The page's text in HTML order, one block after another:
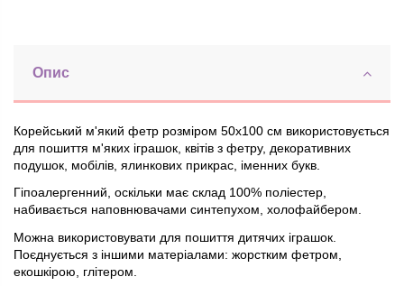
Опис
Корейський м'який фетр розміром 50х100 см використовується
для пошиття м'яких іграшок, квітів з фетру, декоративних
подушок, мобілів, ялинкових прикрас, іменних букв.
Гіпоалергенний, оскільки має склад 100% поліестер,
набивається наповнювачами синтепухом, холофайбером.
Можна використовувати для пошиття дитячих іграшок.
Поєднується з іншими матеріалами: жорстким фетром,
екошкірою, глітером.